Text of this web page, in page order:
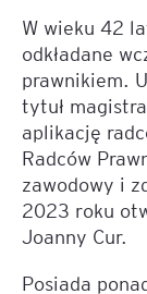
W wieku 42
odkładane
prawnikiem.
tytuł
aplikację
Radców
zawodowy i
2023 roku
Joanny Cur.
Posiada